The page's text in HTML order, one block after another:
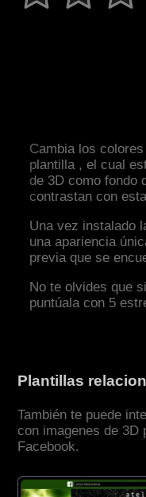
Cambia los
plantilla , el cual
de 3D como fondo
contrastan con
Una vez instalado
una apariencia
previa que se
No te olvides que
puntúala con 5
Plantillas
También te puede
con imagenes de 3D
Facebook.